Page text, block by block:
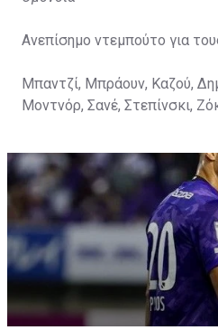
Ανεπίσημο ντεμπούτο για
Μπαντζί, Μπράουν, Καζού,
Μοντνόρ, Σανέ, Στεπίνσκι,